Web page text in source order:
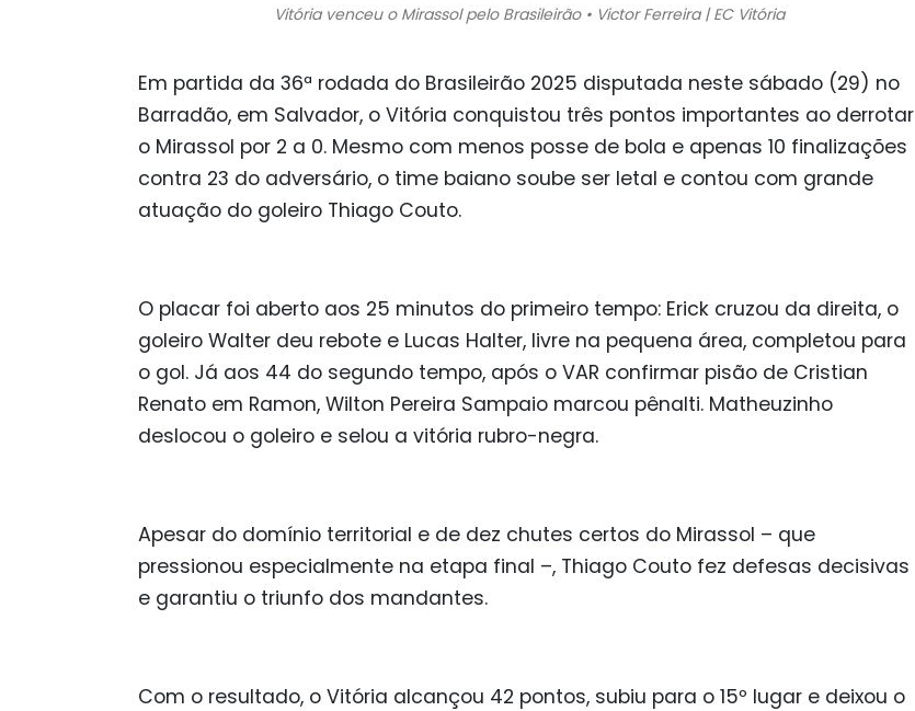
Vitória venceu o Mirassol pelo Brasileirão • Victor Ferreira | EC Vitória
Em partida da 36ª rodada do Brasileirão 2025 disputada neste sábado (29) no
Barradão, em Salvador, o Vitória conquistou três pontos importantes ao derrotar
o Mirassol por 2 a 0. Mesmo com menos posse de bola e apenas 10 finalizações
contra 23 do adversário, o time baiano soube ser letal e contou com grande
atuação do goleiro Thiago Couto.
O placar foi aberto aos 25 minutos do primeiro tempo: Erick cruzou da direita, o
goleiro Walter deu rebote e Lucas Halter, livre na pequena área, completou para
o gol. Já aos 44 do segundo tempo, após o VAR confirmar pisão de Cristian
Renato em Ramon, Wilton Pereira Sampaio marcou pênalti. Matheuzinho
deslocou o goleiro e selou a vitória rubro-negra.
Apesar do domínio territorial e de dez chutes certos do Mirassol – que
pressionou especialmente na etapa final –, Thiago Couto fez defesas decisivas
e garantiu o triunfo dos mandantes.
Com o resultado, o Vitória alcançou 42 pontos, subiu para o 15º lugar e deixou o